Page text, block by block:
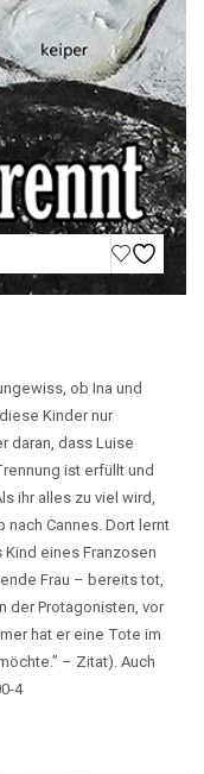
ob Ina und
Kinder nur
daran, dass Luise
ist erfüllt und
ihr alles zu viel wird,
Cannes. Dort lernt
eines Franzosen
Frau – bereits tot,
der Protagonisten, vor
hat er eine Tote im
– Zitat). Auch
4